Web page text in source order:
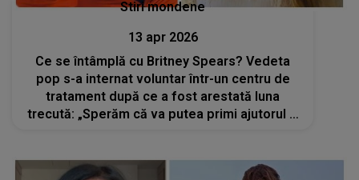
Stiri mondene
13 apr 2026
Ce se întâmplă cu Britney Spears? Vedeta
pop s-a internat voluntar într-un centru de
tratament după ce a fost arestată luna
trecută: „Sperăm că va putea primi ajutorul şi